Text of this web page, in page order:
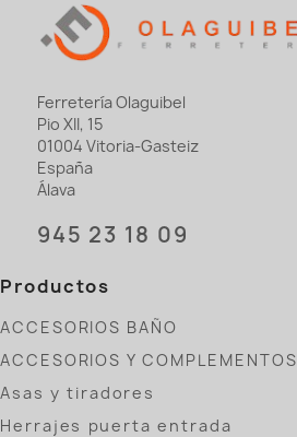
Ferretería Olaguibel
Pio XII, 15
01004 Vitoria-Gasteiz
España
Álava
945 23 18 09
Productos
ACCESORIOS BAÑO
ACCESORIOS Y COMPLEMENTOS
Asas y tiradores
Herrajes puerta entrada